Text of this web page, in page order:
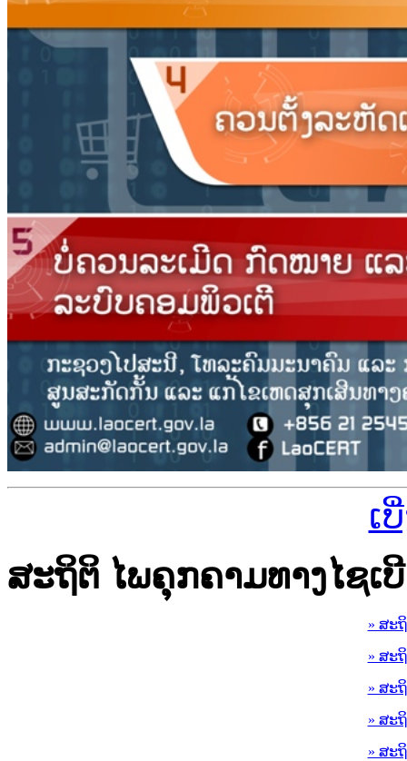
ເ
ສະຖິຕິ ໄພຄຸກຄາມທາງໄຊເບີ
» ສະ
» ສະ
» ສະ
» ສະ
» ສະ